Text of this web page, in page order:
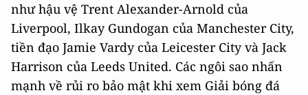
như hậu vệ Trent Alexander-Arnold của
Liverpool, Ilkay Gundogan của Manchester City,
tiền đạo Jamie Vardy của Leicester City và Jack
Harrison của Leeds United. Các ngôi sao nhấn
mạnh về rủi ro bảo mật khi xem Giải bóng đá